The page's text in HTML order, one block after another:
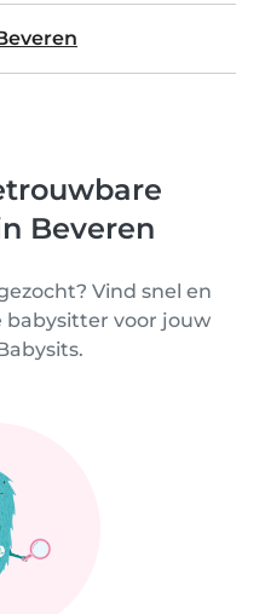
Beveren
Vind snel en
babysitter voor jouw